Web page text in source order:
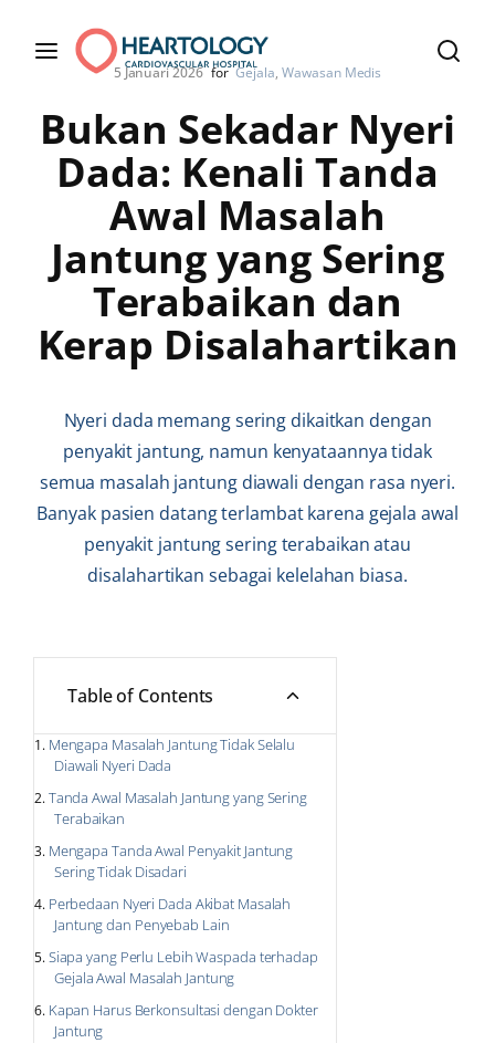
5 Januari 2026 for Gejala Wawasan Medis
Bukan Sekadar Nyeri
Dada: Kenali Tanda
Awal Masalah
Jantung yang Sering
Terabaikan dan
Kerap Disalahartikan
Nyeri dada memang sering dikaitkan dengan
penyakit jantung, namun kenyataannya tidak
semua masalah jantung diawali dengan rasa nyeri.
Banyak pasien datang terlambat karena gejala awal
penyakit jantung sering terabaikan atau
disalahartikan sebagai kelelahan biasa.
Table of Contents
Mengapa Masalah Jantung Tidak Selalu
Diawali Nyeri Dada
Tanda Awal Masalah Jantung yang Sering
Terabaikan
Mengapa Tanda Awal Penyakit Jantung
Sering Tidak Disadari
Perbedaan Nyeri Dada Akibat Masalah
Jantung dan Penyebab Lain
Siapa yang Perlu Lebih Waspada terhadap
Gejala Awal Masalah Jantung
Kapan Harus Berkonsultasi dengan Dokter
Jantung